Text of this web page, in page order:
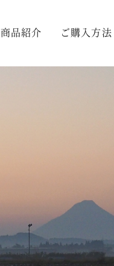
商品紹介 ご購入方法